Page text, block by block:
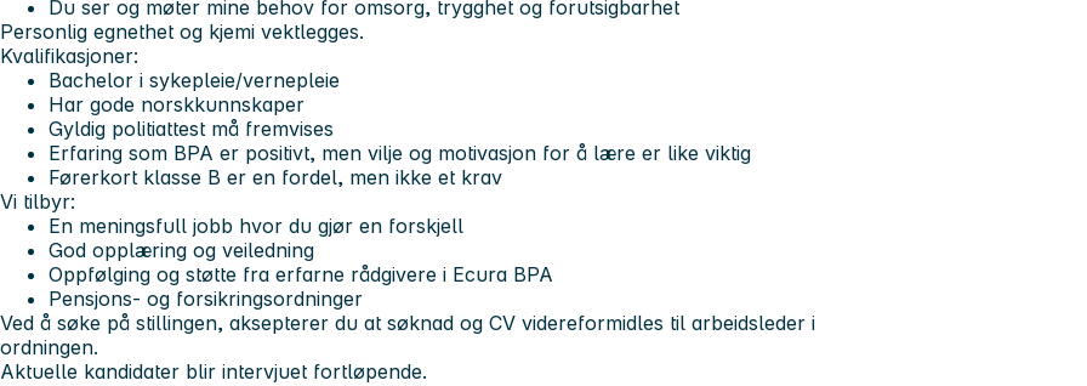
Du ser og møter mine behov for omsorg, trygghet og forutsigbarhet
Personlig egnethet og kjemi vektlegges.
Kvalifikasjoner:
Bachelor i sykepleie/vernepleie
Har gode norskkunnskaper
Gyldig politiattest må fremvises
Erfaring som BPA er positivt, men vilje og motivasjon for å lære er like viktig
Førerkort klasse B er en fordel, men ikke et krav
Vi tilbyr:
En meningsfull jobb hvor du gjør en forskjell
God opplæring og veiledning
Oppfølging og støtte fra erfarne rådgivere i Ecura BPA
Pensjons- og forsikringsordninger
Ved å søke på stillingen, aksepterer du at søknad og CV videreformidles til arbeidsleder i
ordningen.
Aktuelle kandidater blir intervjuet fortløpende.